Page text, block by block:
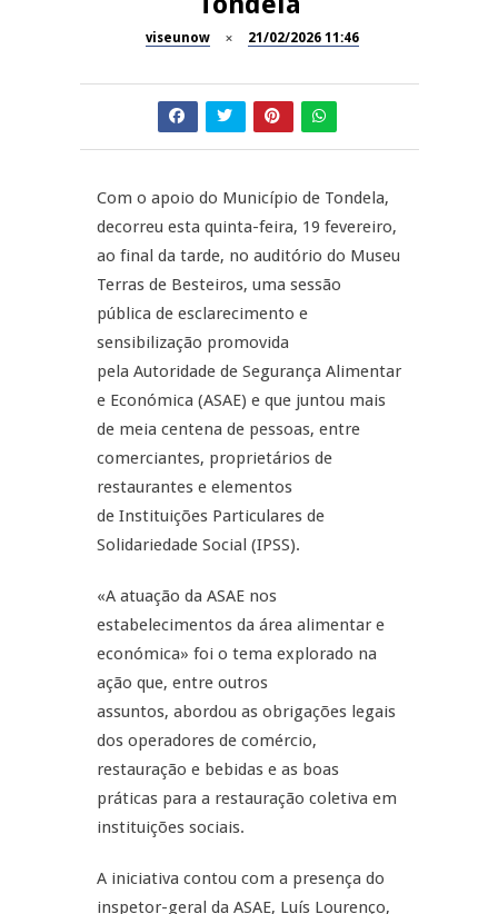
A Juiz Esclarece – Medidas a
executar no meio natural de
S.J. Pesqueira
Barrelas Summer Fest em Vila
Nova de Paiva
Now Opinião – Carolina
Almeida: Documentários de
Tauromaquia na RTP
viseunow 21/02/2026 11:46
Com o apoio do Município de Tondela,
decorreu esta quinta-feira, 19 fevereiro,
ao final da tarde, no auditório do Museu
Terras de Besteiros, uma sessão
pública de esclarecimento e
sensibilização promovida
pela Autoridade de Segurança Alimentar
e Económica (ASAE) e que juntou mais
de meia centena de pessoas, entre
comerciantes, proprietários de
restaurantes e elementos
de Instituições Particulares de
Solidariedade Social (IPSS).
«A atuação da ASAE nos
estabelecimentos da área alimentar e
económica» foi o tema explorado na
ação que, entre outros
assuntos, abordou as obrigações legais
dos operadores de comércio,
restauração e bebidas e as boas
práticas para a restauração coletiva em
instituições sociais.
A iniciativa contou com a presença do
inspetor-geral da ASAE, Luís Lourenço,